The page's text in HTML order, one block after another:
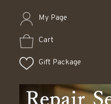
My Page
Cart
Gift Package